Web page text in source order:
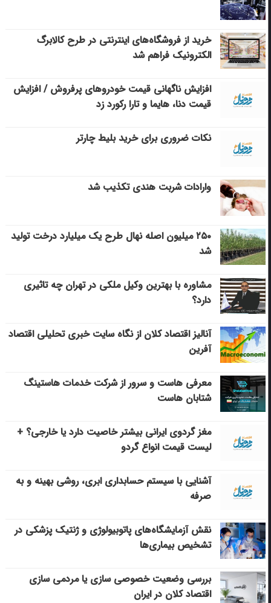
خرید از فروشگاه‌های اینترنتی در طرح کالابرگ
الکترونیک فراهم شد
افزایش ناگهانی قیمت خودروهای پرفروش / افزایش
قیمت دنا، هایما و تارا رکورد زد
نکات ضروری برای خرید بلیط چارتر
وارادات شربت هندی تکذیب شد
۲۵۰ میلیون اصله نهال طرح یک میلیارد درخت تولید
شد
مشاوره با بهترین وکیل ملکی در تهران چه تاثیری
دارد؟
آنالیز اقتصاد کلان از نگاه سایت خبری تحلیلی اقتصاد
آفرین
معرفی هاست و سرور از شرکت خدمات هاستینگ
شتابان هاست
مغز گردوی ایرانی بیشتر خاصیت دارد یا خارجی؟ +
لیست قیمت انواع گردو
آشنایی با سیستم حسابداری ابری، روشی بهینه و به
صرفه
نقش آزمایشگاه‌های پاتوبیولوژی و ژنتیک پزشکی در
تشخیص بیماری‌ها
بررسی وضعیت خصوصی سازی یا مردمی سازی
اقتصاد کلان در ایران